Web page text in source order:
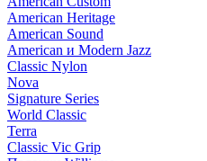
American Heritage
American Sound
American и Modern Jazz
Classic Nylon
Nova
Signature Series
World Classic
Terra
Classic Vic Grip